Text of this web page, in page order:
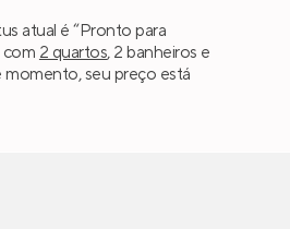
atual é “Pronto para
com 2 quartos, 2 banheiros e
momento, seu preço está